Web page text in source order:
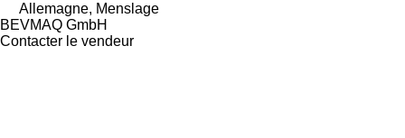
Allemagne, Menslage
BEVMAQ GmbH
Contacter le vendeur